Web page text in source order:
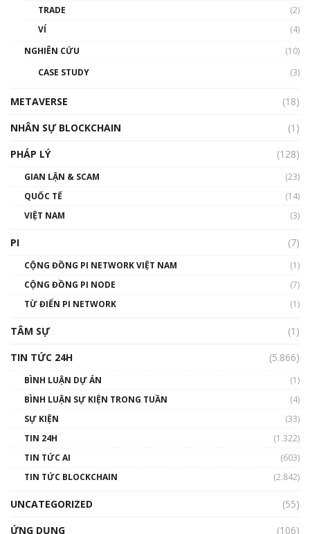
01:32:59
gió ấm
Talkshow 14: MemeCoin – Trò đùa tỷ đô
01:29:26
TRADE
(2)
VÍ
(4)
NGHIÊN CỨU
(10)
CASE STUDY
(3)
METAVERSE
(18)
NHÂN SỰ BLOCKCHAIN
(1)
PHÁP LÝ
(128)
GIAN LẬN & SCAM
(23)
QUỐC TẾ
(14)
VIỆT NAM
(3)
PI (7)
CỘNG ĐỒNG PI NETWORK VIỆT NAM
(1)
CỘNG ĐỒNG PI NODE
(7)
TỪ ĐIỂN PI NETWORK
(1)
TÂM SỰ
(1)
TIN TỨC 24H
(5.866)
BÌNH LUẬN DỰ ÁN
(1)
BÌNH LUẬN SỰ KIỆN TRONG TUẦN
(4)
SỰ KIỆN
(33)
TIN 24H
(1.322)
TIN TỨC AI
(603)
TIN TỨC BLOCKCHAIN
(2.842)
UNCATEGORIZED
(55)
ỨNG DỤNG
(106)